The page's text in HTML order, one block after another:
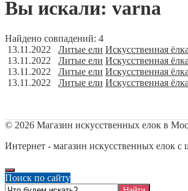
Вы искали: varna
Найдено совпадений: 4
13.11.2022 Литые ели Искусственная
13.11.2022 Литые ели Искусственная
13.11.2022 Литые ели Искусственная
13.11.2022 Литые ели Искусственная
© 2026 Магазин искусственных елок в
Интернет - магазин искусственных елок
Поиск по сайту